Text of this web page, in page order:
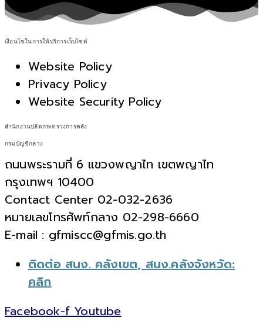
เงื่อนไขในการให้บริการเว็บไซต์
Website Policy
Privacy Policy
Website Security Policy
สำนักงานปลัดกระทรวงการคลัง
กรมบัญชีกลาง
ถนนพระรามที่ 6 แขวงพญาไท เขตพญาไท
กรุงเทพฯ 10400
Contact Center 02-032-2636
หมายเลขโทรศัพท์กลาง 02-298-6660
E-mail : gfmiscc@gfmis.go.th
ติดต่อ สนง. คลังเขต, สนง.คลังจังหวัด:
คลิก
Facebook-f Youtube